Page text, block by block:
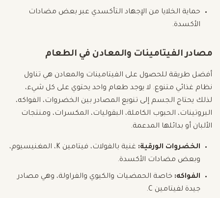
حماية الخلايا من الإجهاد التأكسدي عبر بعض مضادات
الأكسدة.
مصادر الفيتامينات والمعادن في الطعام
أفضل طريقة للحصول على الفيتامينات والمعادن هي تناول
نظام غذائي متنوع. لا يوجد طعام واحد يحتوي على كل شيء،
لذلك يحتاج الجسم إلى تنويع المصادر بين الخضروات، الفواكه،
البروتينات، الحبوب الكاملة، البقوليات، المكسرات، ومنتجات
الألبان أو بدائلها المدعمة.
الخضروات الورقية:
غنية بالفولات، فيتامين K، المغنيسيوم،
وبعض مضادات الأكسدة.
الفواكه: خاصة الحمضيات والكيوي والفراولة، وهي مصادر
جيدة لفيتامين C.